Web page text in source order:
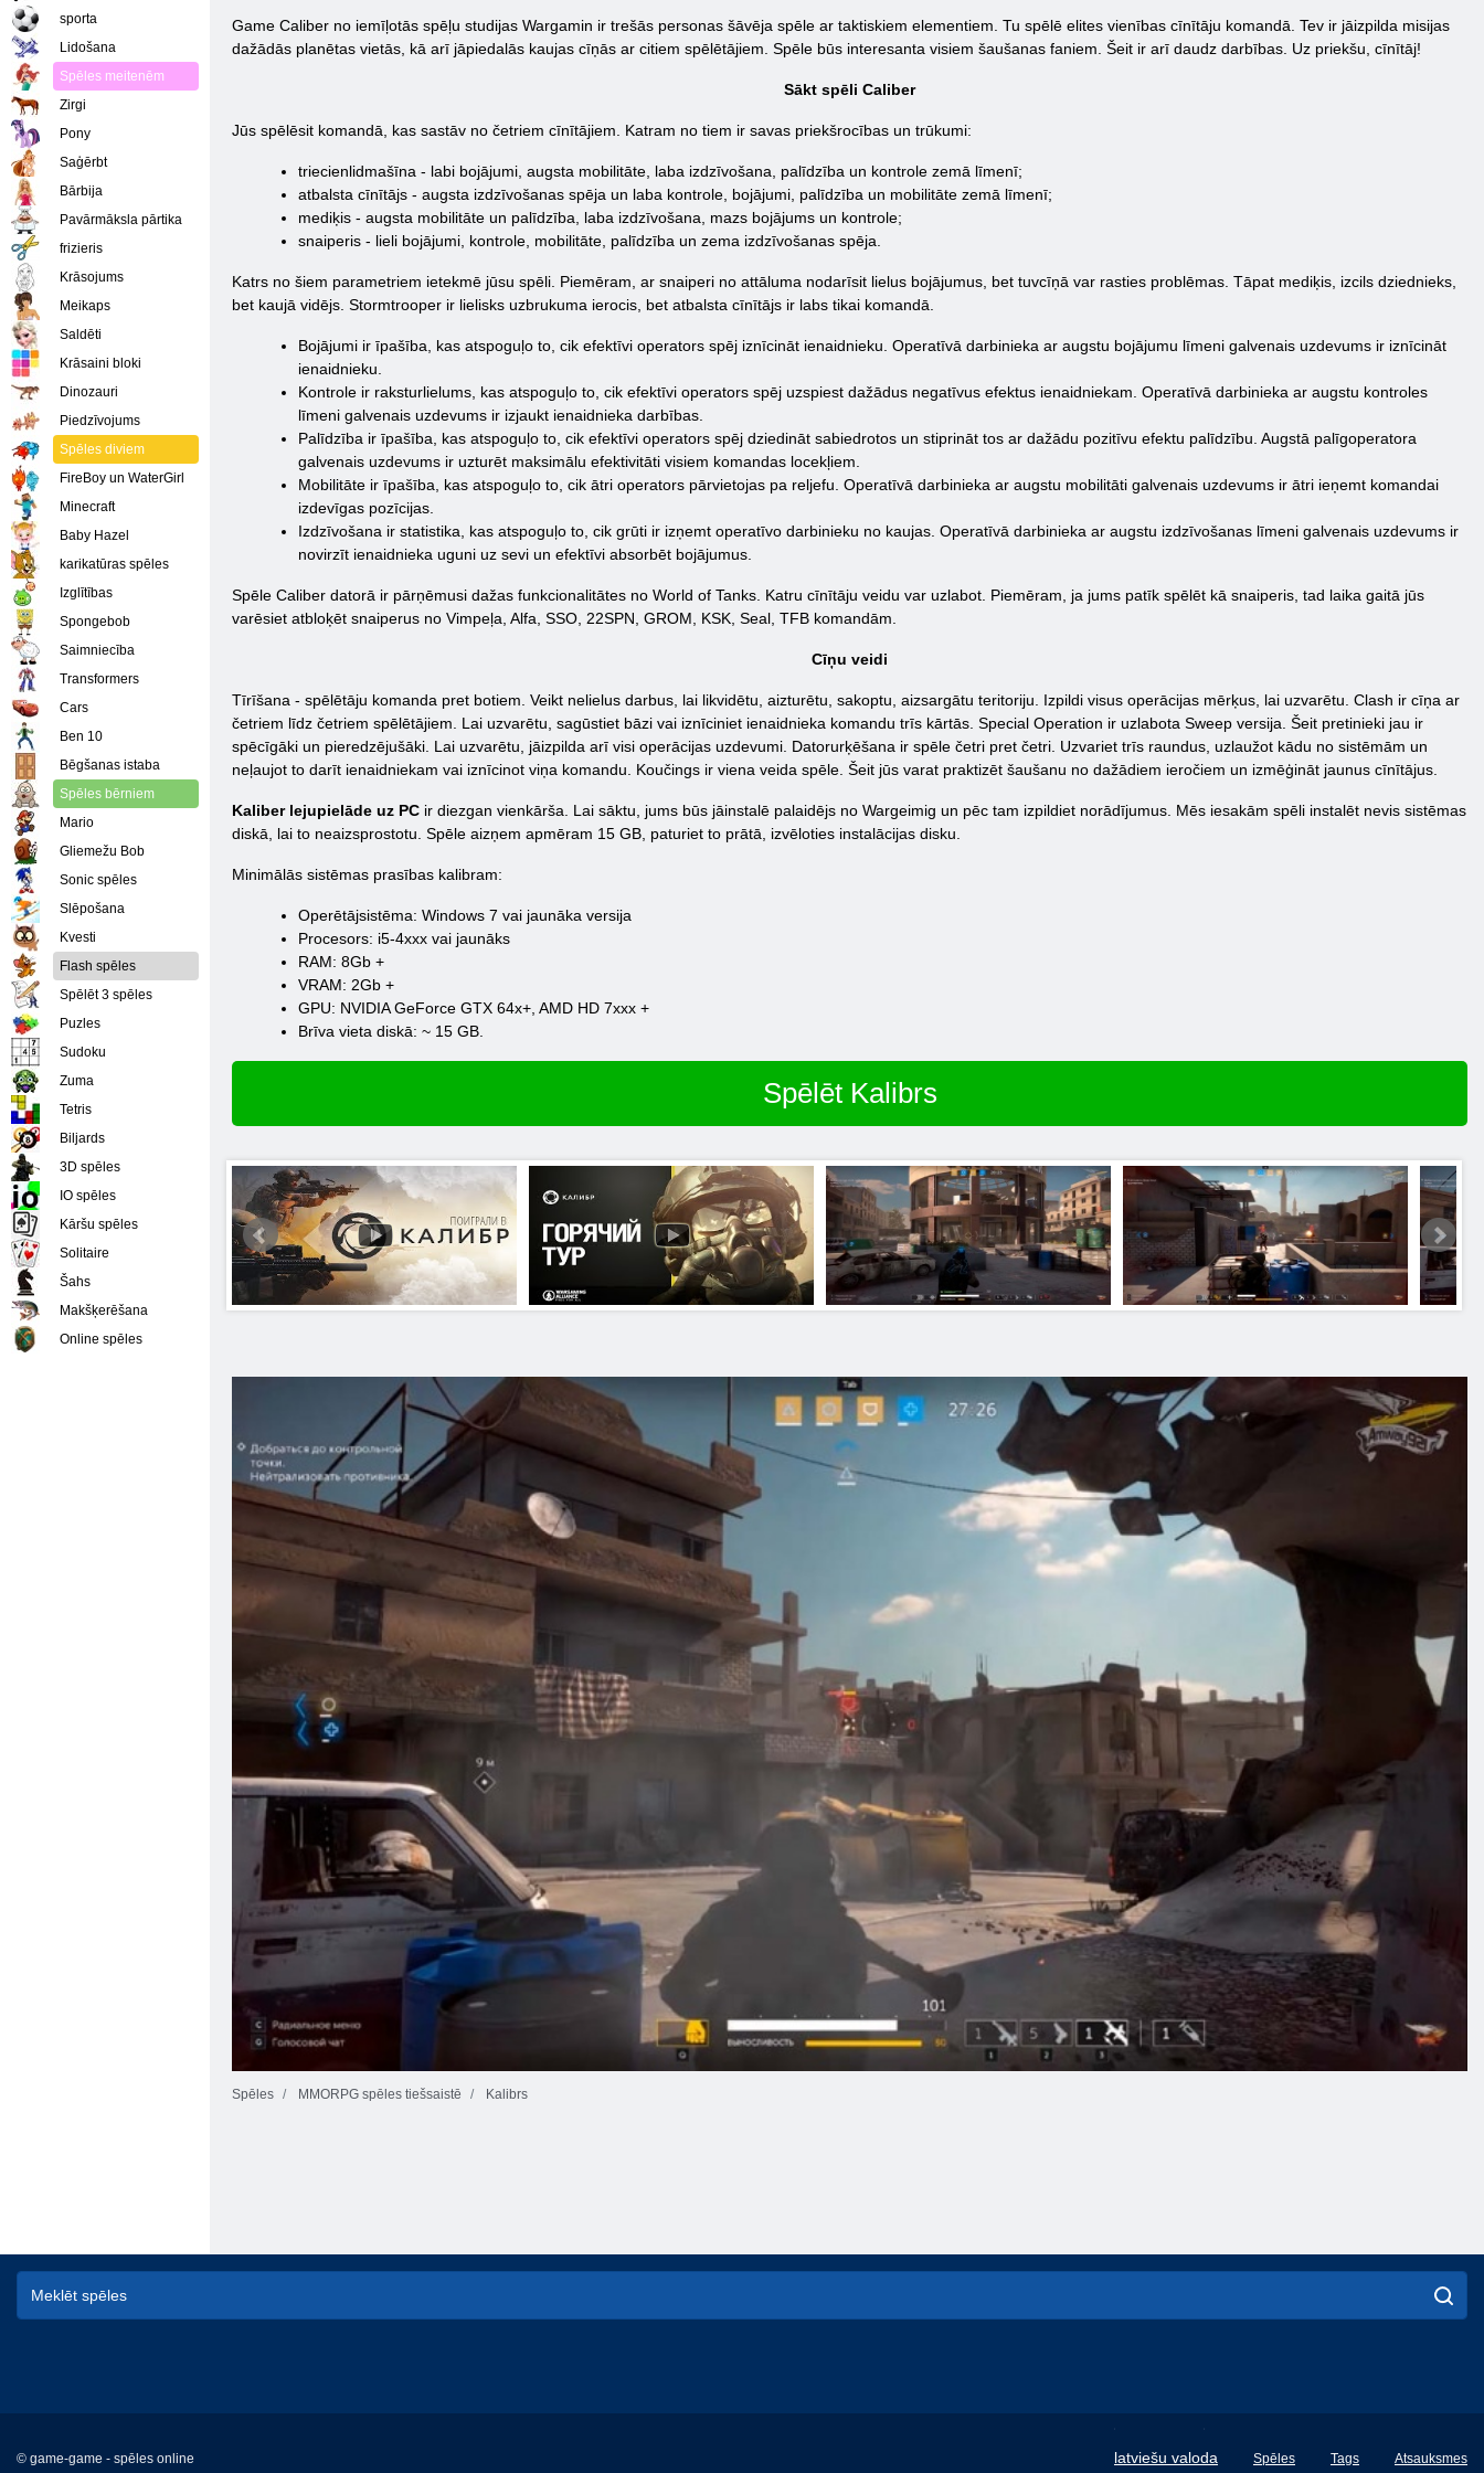
Game Caliber no iemīļotās spēļu studijas Wargamin ir trešās personas šāvēja spēle ar taktiskiem elementiem. Tu spēlē elites vienības cīnītāju komandā. Tev ir jāizpilda misijas
dažādās planētas vietās, kā arī jāpiedalās kaujas cīņās ar citiem spēlētājiem. Spēle būs interesanta visiem šaušanas faniem. Šeit ir arī daudz darbības. Uz priekšu, cīnītāj!
Sākt spēli Caliber
Jūs spēlēsit komandā, kas sastāv no četriem cīnītājiem. Katram no tiem ir savas priekšrocības un trūkumi:
triecienlidmašīna - labi bojājumi, augsta mobilitāte, laba izdzīvošana, palīdzība un kontrole zemā līmenī;
atbalsta cīnītājs - augsta izdzīvošanas spēja un laba kontrole, bojājumi, palīdzība un mobilitāte zemā līmenī;
mediķis - augsta mobilitāte un palīdzība, laba izdzīvošana, mazs bojājums un kontrole;
snaiperis - lieli bojājumi, kontrole, mobilitāte, palīdzība un zema izdzīvošanas spēja.
Katrs no šiem parametriem ietekmē jūsu spēli. Piemēram, ar snaiperi no attāluma nodarīsit lielus bojājumus, bet tuvcīņā var rasties problēmas. Tāpat mediķis, izcils dziednieks,
bet kaujā vidējs. Stormtrooper ir lielisks uzbrukuma ierocis, bet atbalsta cīnītājs ir labs tikai komandā.
Bojājumi ir īpašība, kas atspoguļo to, cik efektīvi operators spēj iznīcināt ienaidnieku. Operatīvā darbinieka ar augstu bojājumu līmeni galvenais uzdevums ir iznīcināt
ienaidnieku.
Kontrole ir raksturlielums, kas atspoguļo to, cik efektīvi operators spēj uzspiest dažādus negatīvus efektus ienaidniekam. Operatīvā darbinieka ar augstu kontroles
līmeni galvenais uzdevums ir izjaukt ienaidnieka darbības.
Palīdzība ir īpašība, kas atspoguļo to, cik efektīvi operators spēj dziedināt sabiedrotos un stiprināt tos ar dažādu pozitīvu efektu palīdzību. Augstā palīgoperatora
galvenais uzdevums ir uzturēt maksimālu efektivitāti visiem komandas locekļiem.
Mobilitāte ir īpašība, kas atspoguļo to, cik ātri operators pārvietojas pa reljefu. Operatīvā darbinieka ar augstu mobilitāti galvenais uzdevums ir ātri ieņemt komandai
izdevīgas pozīcijas.
Izdzīvošana ir statistika, kas atspoguļo to, cik grūti ir izņemt operatīvo darbinieku no kaujas. Operatīvā darbinieka ar augstu izdzīvošanas līmeni galvenais uzdevums ir
novirzīt ienaidnieka uguni uz sevi un efektīvi absorbēt bojājumus.
Spēle Caliber datorā ir pārņēmusi dažas funkcionalitātes no World of Tanks. Katru cīnītāju veidu var uzlabot. Piemēram, ja jums patīk spēlēt kā snaiperis, tad laika gaitā jūs
varēsiet atbloķēt snaiperus no Vimpeļa, Alfa, SSO, 22SPN, GROM, KSK, Seal, TFB komandām.
Cīņu veidi
Tīrīšana - spēlētāju komanda pret botiem. Veikt nelielus darbus, lai likvidētu, aizturētu, sakoptu, aizsargātu teritoriju. Izpildi visus operācijas mērķus, lai uzvarētu. Clash ir cīņa ar
četriem līdz četriem spēlētājiem. Lai uzvarētu, sagūstiet bāzi vai iznīciniet ienaidnieka komandu trīs kārtās. Special Operation ir uzlabota Sweep versija. Šeit pretinieki jau ir
spēcīgāki un pieredzējušāki. Lai uzvarētu, jāizpilda arī visi operācijas uzdevumi. Datorurķēšana ir spēle četri pret četri. Uzvariet trīs raundus, uzlaužot kādu no sistēmām un
neļaujot to darīt ienaidniekam vai iznīcinot viņa komandu. Koučings ir viena veida spēle. Šeit jūs varat praktizēt šaušanu no dažādiem ieročiem un izmēģināt jaunus cīnītājus.
Kaliber lejupielāde uz PC ir diezgan vienkārša. Lai sāktu, jums būs jāinstalē palaidējs no Wargeimig un pēc tam izpildiet norādījumus. Mēs iesakām spēli instalēt nevis sistēmas
diskā, lai to neaizsprostotu. Spēle aizņem apmēram 15 GB, paturiet to prātā, izvēloties instalācijas disku.
Minimālās sistēmas prasības kalibram:
Operētājsistēma: Windows 7 vai jaunāka versija
Procesors: i5-4xxx vai jaunāks
RAM: 8Gb +
VRAM: 2Gb +
GPU: NVIDIA GeForce GTX 64x+, AMD HD 7xxx +
Brīva vieta diskā: ~ 15 GB.
Spēlēt Kalibrs
Spēles MMORPG spēles tiešsaistē Kalibrs
sporta
Lidošana
Spēles meitenēm
Zirgi
Pony
Saģērbt
Bārbija
Pavārmāksla pārtika
frizieris
Krāsojums
Meikaps
Saldēti
Krāsaini bloki
Dinozauri
Piedzīvojums
Spēles diviem
FireBoy un WaterGirl
Minecraft
Baby Hazel
karikatūras spēles
Izglītības
Spongebob
Saimniecība
Transformers
Cars
Ben 10
Bēgšanas istaba
Spēles bērniem
Mario
Gliemežu Bob
Sonic spēles
Slēpošana
Kvesti
Flash spēles
Spēlēt 3 spēles
Puzles
Sudoku
Zuma
Tetris
Biljards
3D spēles
IO spēles
Kāršu spēles
Solitaire
Šahs
Makšķerēšana
Online spēles
© game-game - spēles online latviešu valoda
English
Spēles Tags Atsauksmes